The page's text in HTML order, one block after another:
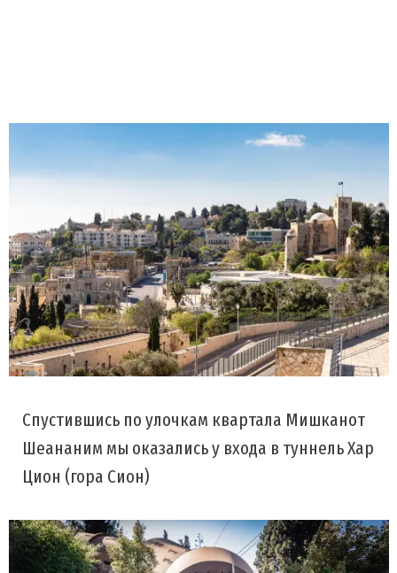
Спустившись по улочкам квартала Мишканот
Шеананим мы оказались у входа в туннель Хар
Цион (гора Сион)